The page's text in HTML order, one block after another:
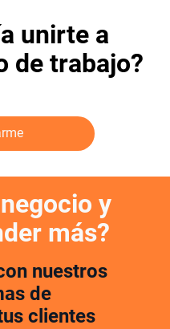
unirte a
de trabajo?
y
más?
nuestros
de
clientes